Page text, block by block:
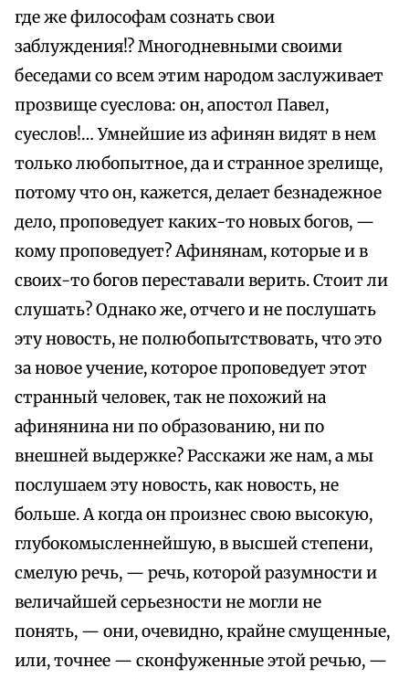
где же философам сознать свои
заблуждения!? Многодневными своими
беседами со всем этим народом заслуживает
прозвище суеслова: он, апостол Павел,
суеслов!… Умнейшие из афинян видят в нем
только любопытное, да и странное зрелище,
потому что он, кажется, делает безнадежное
дело, проповедует каких-то новых богов, —
кому проповедует? Афинянам, которые и в
своих-то богов переставали верить. Стоит ли
слушать? Однако же, отчего и не послушать
эту новость, не полюбопытствовать, что это
за новое учение, которое проповедует этот
странный человек, так не похожий на
афинянина ни по образованию, ни по
внешней выдержке? Расскажи же нам, а мы
послушаем эту новость, как новость, не
больше. А когда он произнес свою высокую,
глубокомысленнейшую, в высшей степени,
смелую речь, — речь, которой разумности и
величайшей серьезности не могли не
понять, — они, очевидно, крайне смущенные,
или, точнее — сконфуженные этой речью, —